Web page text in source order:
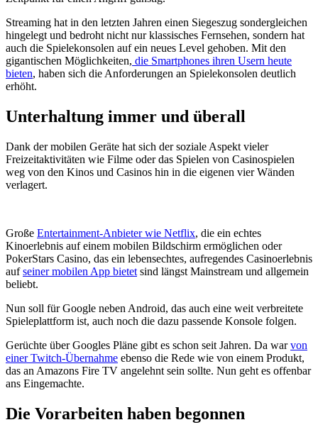
Streaming hat in den letzten Jahren einen Siegeszug sondergleichen
hingelegt und bedroht nicht nur klassisches Fernsehen, sondern hat
auch die Spielekonsolen auf ein neues Level gehoben. Mit den
gigantischen Möglichkeiten, die Smartphones ihren Usern heute
bieten, haben sich die Anforderungen an Spielekonsolen deutlich
erhöht.
Unterhaltung immer und überall
Dank der mobilen Geräte hat sich der soziale Aspekt vieler
Freizeitaktivitäten wie Filme oder das Spielen von Casinospielen
weg von den Kinos und Casinos hin in die eigenen vier Wänden
verlagert.
Große Entertainment-Anbieter wie Netflix, die ein echtes
Kinoerlebnis auf einem mobilen Bildschirm ermöglichen oder
PokerStars Casino, das ein lebensechtes, aufregendes Casinoerlebnis
aufseiner mobilen App bietet sind längst Mainstream und allgemein
beliebt.
Nun soll für Google neben Android, das auch eine weit verbreitete
Spieleplattform ist, auch noch die dazu passende Konsole folgen.
Gerüchte über Googles Pläne gibt es schon seit Jahren. Da warvon
einer Twitch-Übernahme ebenso die Rede wie von einem Produkt,
das an Amazons Fire TV angelehnt sein sollte. Nun geht es offenbar
ans Eingemachte.
Die Vorarbeiten haben begonnen